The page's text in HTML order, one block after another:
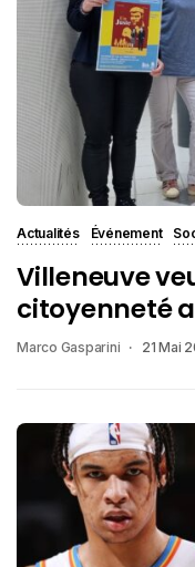
Actualités Événement
Villeneuve
citoyenneté
Marco Gasparini 21 Mai